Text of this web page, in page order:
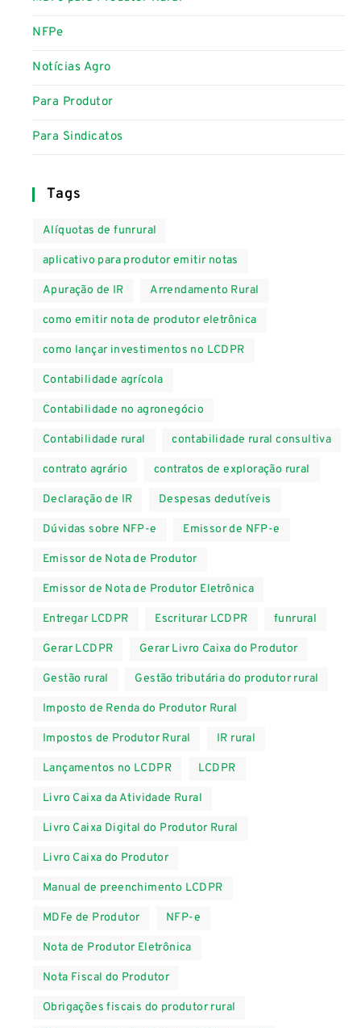
NFPe
Notícias Agro
Para Produtor
Para Sindicatos
Tags
Alíquotas de funrural
aplicativo para produtor emitir notas
Apuração de IR Arrendamento Rural
como emitir nota de produtor eletrônica
como lançar investimentos no LCDPR
Contabilidade agrícola
Contabilidade no agronegócio
Contabilidade rural contabilidade rural consultiva
contrato agrário contratos de exploração rural
Declaração de IR Despesas dedutíveis
Dúvidas sobre NFP-e Emissor de NFP-e
Emissor de Nota de Produtor
Emissor de Nota de Produtor Eletrônica
Entregar LCDPR Escriturar LCDPR funrural
Gerar LCDPR Gerar Livro Caixa do Produtor
Gestão rural Gestão tributária do produtor rural
Imposto de Renda do Produtor Rural
Impostos de Produtor Rural IR rural
Lançamentos no LCDPR LCDPR
Livro Caixa da Atividade Rural
Livro Caixa Digital do Produtor Rural
Livro Caixa do Produtor
Manual de preenchimento LCDPR
MDFe de Produtor NFP-e
Nota de Produtor Eletrônica
Nota Fiscal do Produtor
Obrigações fiscais do produtor rural